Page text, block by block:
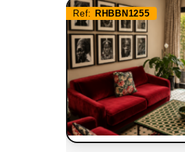
Ref: RHBBN1255